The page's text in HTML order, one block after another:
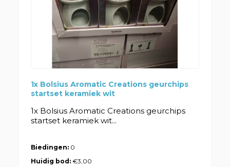
1x Bolsius Aromatic Creations geurchips
startset keramiek wit
1x Bolsius Aromatic Creations geurchips
startset keramiek wit...
Biedingen: 0
Huidig bod:€3,00